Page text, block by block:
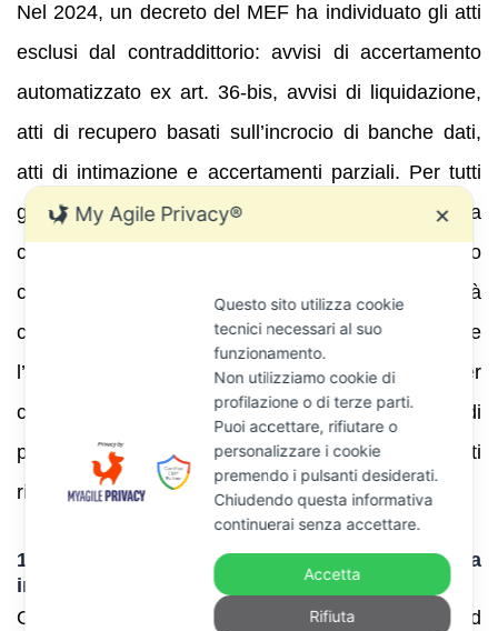
Nel 2024, un decreto del MEF ha individuato gli atti
esclusi dal contraddittorio: avvisi di accertamento
automatizzato ex art. 36‑bis, avvisi di liquidazione,
atti di recupero basati sull’incrocio di banche dati,
atti di intimazione e accertamenti parziali. Per tutti
gli altri atti (avvisi di accertamento ordinari, inviti a
comparire, etc.) l’assenza del contraddittorio
comporta l’annullabilità dell’atto . Questa novità
consente ai contribuenti di difendersi prima che
l’atto diventi definitivo: è uno strumento cruciale per
contestare errori e vizi, soprattutto nei casi di
piattaforme estere dove l’Agenzia utilizza dati
ricevuti dall’estero.
1.7 La cooperazione amministrativa
internazionale e il recupero transfrontaliero
Oltre alle disposizioni interne, l’Italia partecipa ad
My Agile Privacy® ✕
Questo sito utilizza cookie
tecnici necessari al suo
funzionamento.
Non utilizziamo cookie di
profilazione o di terze parti.
Puoi accettare, rifiutare o
personalizzare i cookie
premendo i pulsanti desiderati.
Chiudendo questa informativa
continuerai senza accettare.
Accetta
Rifiuta